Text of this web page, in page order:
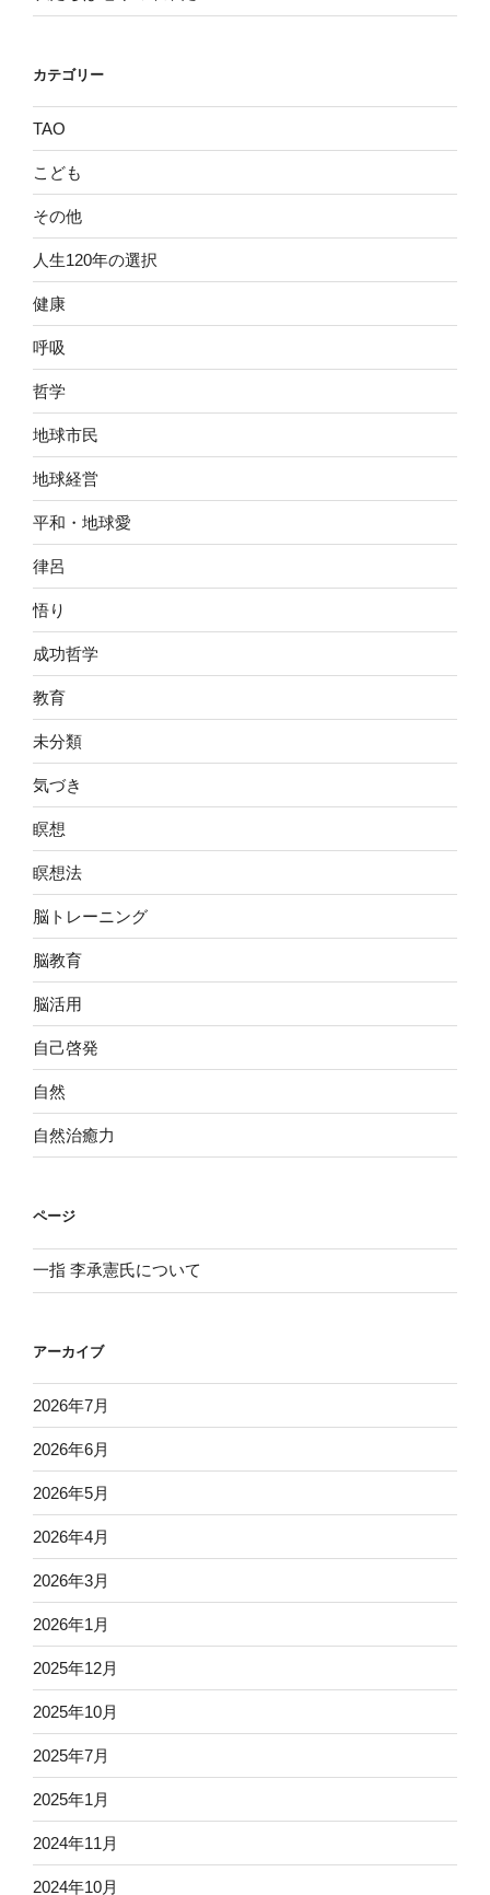
カテゴリー
TAO
こども
その他
人生120年の選択
健康
呼吸
哲学
地球市民
地球経営
平和・地球愛
律呂
悟り
成功哲学
教育
未分類
気づき
瞑想
瞑想法
脳トレーニング
脳教育
脳活用
自己啓発
自然
自然治癒力
ページ
一指 李承憲氏について
アーカイブ
2026年7月
2026年6月
2026年5月
2026年4月
2026年3月
2026年1月
2025年12月
2025年10月
2025年7月
2025年1月
2024年11月
2024年10月